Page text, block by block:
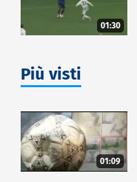
01:30
Più visti
01:09